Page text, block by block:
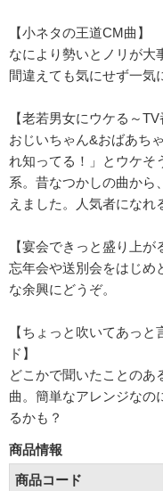
【小ネタの王道CM曲】
なにより勢いとノリが大
間違えても気にせず一気
【老若男女にウケる～
おじいちゃん&おばあち
れ知ってる！」とウケそ
系。昔なつかしの曲から
えました。人気者になれ
【宴会できっと盛り上が
忘年会や送別会をはじめ
な余興にどうぞ。
【ちょっと吹いてあっ
ド】
どこかで聞いたことのあ
曲。簡単なアレンジなの
るかも？
商品情報
商品コード